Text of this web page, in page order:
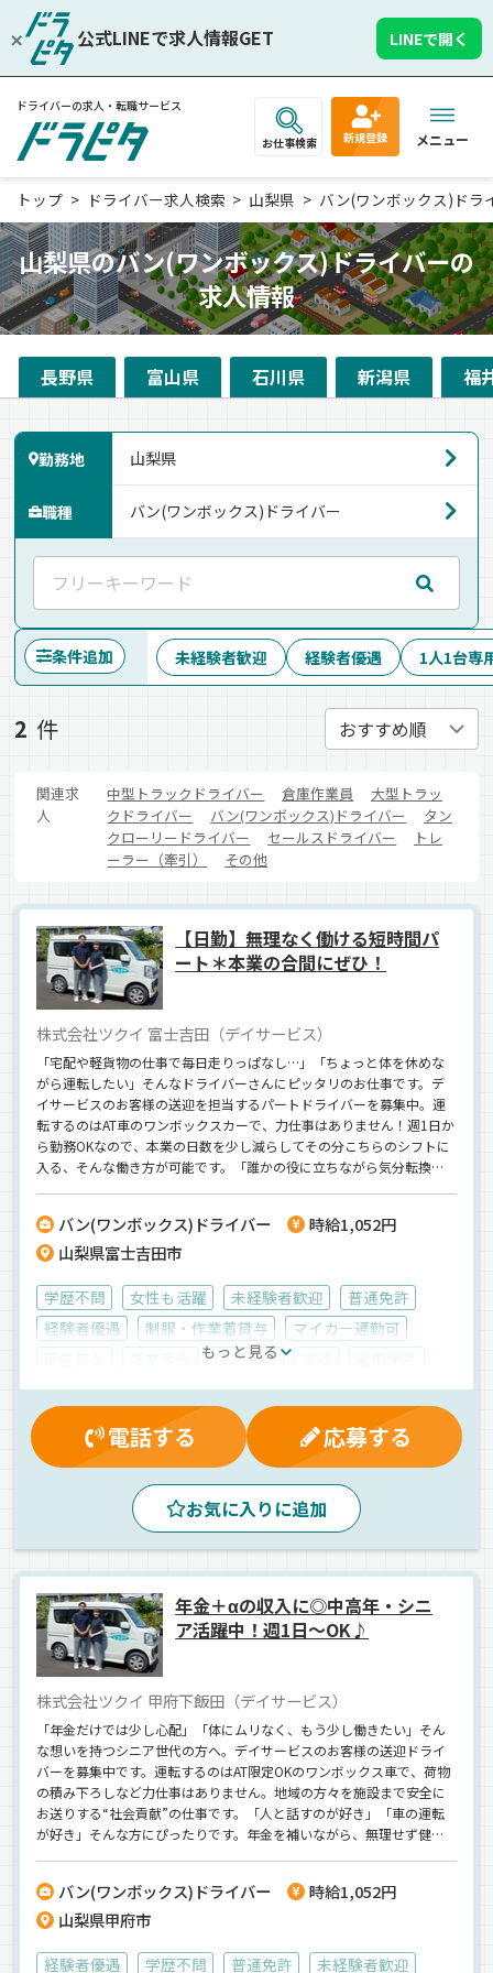
公式LINEで求人情報GET LINEで開く
ドライバーの求人・転職サービス
お仕事検索 新規登録 メニュー
トップ ドライバー求人検索 山梨県 バン(ワンボックス)ドラ
山梨県のバン(ワンボックス)ドライバーの
求人情報
長野県 富山県 石川県 新潟県 福
勤務地
職種
条件追加 未経験者歓迎 経験者優遇 1人1台専
2 件
関連求
人
中型トラックドライバー 倉庫作業員
大型トラッ
クドライバー
バン(ワンボックス)ドライバー
タン
クローリードライバー
セールスドライバー
トレ
ーラー（牽引）
その他
【日勤】無理なく働ける短時間パ
ート＊本業の合間にぜひ！
株式会社ツクイ 富士吉田（デイサービス）
「宅配や軽貨物の仕事で毎日走りっぱなし…」「ちょっと体を休めな
がら運転したい」そんなドライバーさんにピッタリのお仕事です。デ
イサービスのお客様の送迎を担当するパートドライバーを募集中。運
転するのはAT車のワンボックスカーで、力仕事はありません！週1日か
ら勤務OKなので、本業の日数を少し減らしてその分こちらのシフトに
入る、そんな働き方が可能です。「誰かの役に立ちながら気分転換し
バン(ワンボックス)ドライバー
時給1,052円
山梨県富士吉田市
学歴不問 女性も活躍 未経験者歓迎
普通免許
経験者優遇
制服・作業着貸与
マイカー通勤可
労災保険
交通費支給
有給休暇 健康保険
社員登用制度
夕方 地場
バックアイモニター装備
カーナビ搭載
拠点多数 AT可
その他
パート
もっと見る
電話する 応募する
お気に入りに追加
年金＋αの収入に◎中高年・シニ
ア活躍中！週1日～OK♪
株式会社ツクイ 甲府下飯田（デイサービス）
「年金だけでは少し心配」「体にムリなく、もう少し働きたい」そん
な想いを持つシニア世代の方へ。デイサービスのお客様の送迎ドライ
バーを募集中です。運転するのはAT限定OKのワンボックス車で、荷物
の積み下ろしなど力仕事はありません。地域の方々を施設まで安全に
お送りする“社会貢献”の仕事です。「人と話すのが好き」「車の運転
が好き」そんな方にぴったりです。年金を補いながら、無理せず健康
バン(ワンボックス)ドライバー
時給1,052円
山梨県甲府市
経験者優遇 学歴不問 普通免許 未経験者歓迎